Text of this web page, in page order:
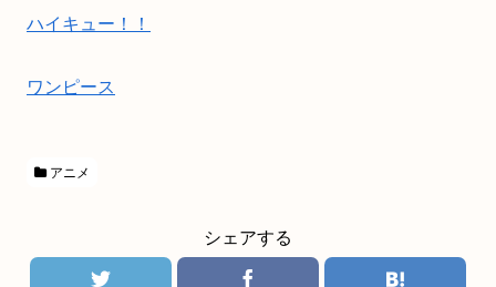
ハイキュー！！
ワンピース
アニメ
シェアする